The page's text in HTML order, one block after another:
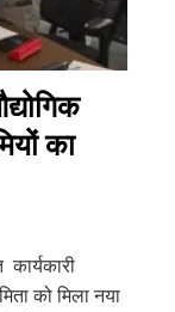
का
को मिला नया